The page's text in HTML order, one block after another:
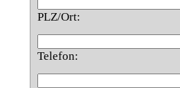
PLZ/Ort:
Telefon: